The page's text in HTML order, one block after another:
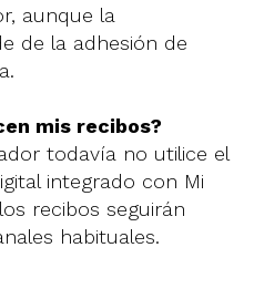
aunque la
de la adhesión de
mis recibos?
todavía no utilice el
integrado con Mi
recibos seguirán
habituales.